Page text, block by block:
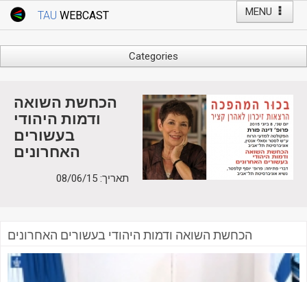
MENU
TAU WEBCAST
Webcast: Courses
Live Webcast
TAU General Events
Faculty Events
Categories
Business & Management
Computers
Education
Faculty Events
Faculty of Law
Lecture Series
Live Webcast
Medicine & Life Sciences
הכחשת השואה
ודמות היהודי
בעשורים
האחרונים
תאריך: 08/06/15
הכחשת השואה ודמות היהודי בעשורים האחרונים